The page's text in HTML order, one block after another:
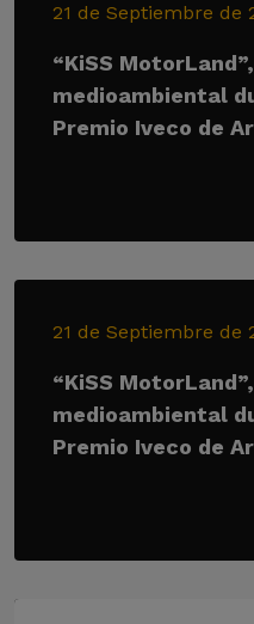
21 de Septiembre de
“KiSS
medioambiental
Premio Iveco de
21 de Septiembre de
“KiSS
medioambiental
Premio Iveco de